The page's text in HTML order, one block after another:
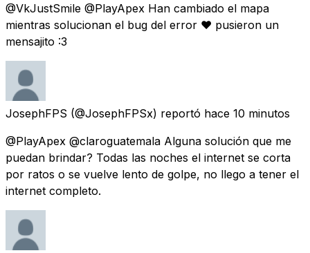
@VkJustSmile @PlayApex Han cambiado el mapa
mientras solucionan el bug del error ♥ pusieron un
mensajito :3
JosephFPS (@JosephFPSx) reportó hace 10 minutos
@PlayApex @claroguatemala Alguna solución que me
puedan brindar? Todas las noches el internet se corta
por ratos o se vuelve lento de golpe, no llego a tener el
internet completo.